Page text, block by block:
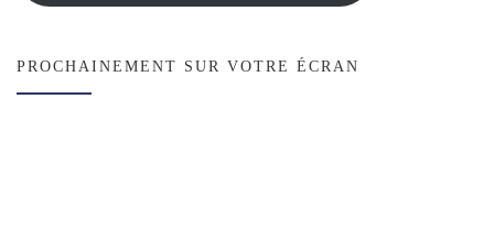
PROCHAINEMENT SUR VOTRE ÉCRAN